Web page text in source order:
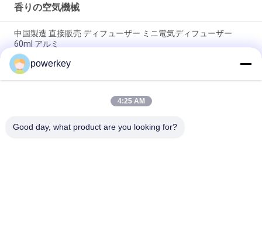
香りの空気機械
中国製造 直接販売 ディフューザー ミニ電気ディフューザー
60ml アルミ
工場直販価格 アロマエッセンシャルオイルミニディフューザー
60ml アルミ
100Mlプレミアム エッセンシャルオイルディフューザー マシン
powerkey
4:25 AM
Good day, what product are you looking for?